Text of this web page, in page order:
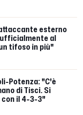
esterno
al
tifoso in più"
Potenza: "C'è
di Tisci. Si
con il 4-3-3"